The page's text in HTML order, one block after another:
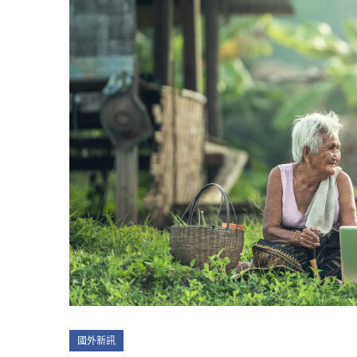
Categories
國外新訊